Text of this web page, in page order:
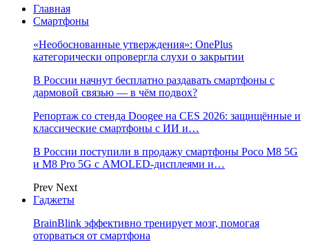
Главная
Смартфоны
«Необоснованные утверждения»: OnePlus
категорически опровергла слухи о закрытии
В России начнут бесплатно раздавать смартфоны с
дармовой связью — в чём подвох?
Репортаж со стенда Doogee на CES 2026: защищённые и
классические смартфоны с ИИ и…
В России поступили в продажу смартфоны Poco M8 5G
и M8 Pro 5G с AMOLED-дисплеями и…
Prev Next
Гаджеты
BrainBlink эффективно тренирует мозг, помогая
оторваться от смартфона